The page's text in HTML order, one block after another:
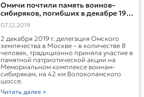
Омичи почтили память воинов–
сибиряков, погибших в декабре 1941
г. в боях за Москву
07.12.2019
2 декабря 2019 г. делегация Омского
землячества в Москве – в количестве 8
человек, традиционно приняла участие в
памятной патриотической акции на
Мемориальном комплексе воинам-
сибирякам, на 42 км Волоколамского
шоссе.
Читать далее »